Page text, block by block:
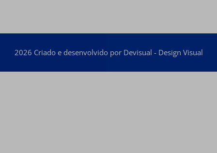
2026 Criado e desenvolvido por Devisual - Design Visual